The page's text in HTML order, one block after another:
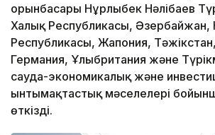
орынбасары Нұрлыбек Нәлібаев
Халық Республикасы, Әзербайжан,
Республикасы, Жапония,
Германия, Ұлыбритания және
сауда-экономикалық және
ынтымақтастық мәселелері
өткізді.